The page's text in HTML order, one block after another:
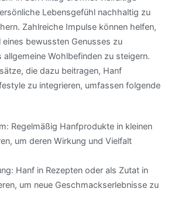
Lebensgefühl nachhaltig zu
Zahlreiche Impulse können helfen,
bewussten Genusses zu
Wohlbefinden zu steigern.
die dazu beitragen, Hanf
zu integrieren, umfassen folgende
Regelmäßig Hanfprodukte in kleinen
um deren Wirkung und Vielfalt
Hanf in Rezepten oder als Zutat in
um neue Geschmackserlebnisse zu